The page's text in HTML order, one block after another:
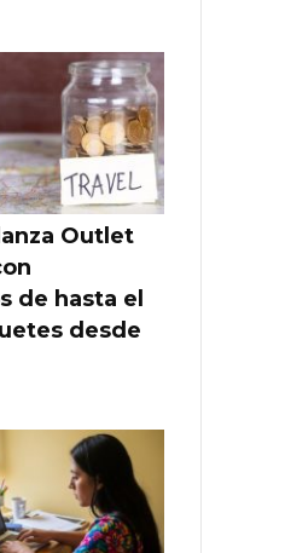
Outlet
de hasta el
desde